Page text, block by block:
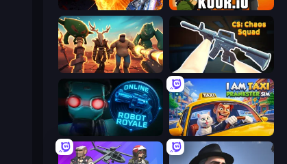
Moon Clash Heroes Kour.io
Horde Crusher CS: Chaos Squad
Online Robot Royale I Am Taxi Prankster Sim